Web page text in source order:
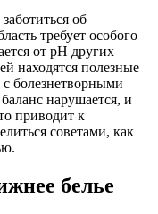
об
требует особого
от pH других
находятся полезные
болезнетворными
нарушается, и
приводит к
советами, как
белье